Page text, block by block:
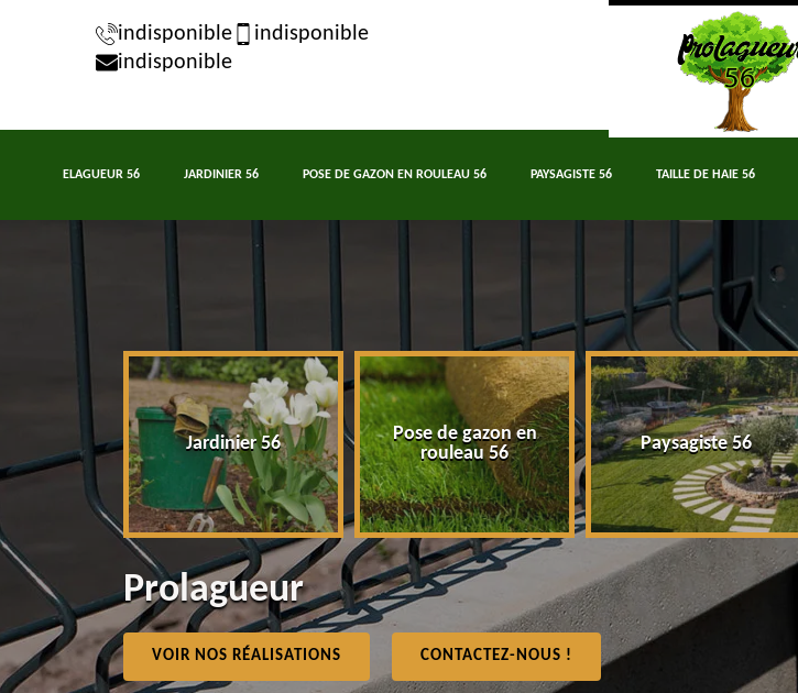
indisponible
indisponible
indisponible
ELAGUEUR 56 JARDINIER 56 POSE DE GAZON EN ROULEAU 56 PAYSAGISTE 56 TAILLE DE HAIE 56
Jardinier 56
Pose de gazon en
rouleau 56
Paysagiste 56
Prolagueur
VOIR NOS RÉALISATIONS CONTACTEZ-NOUS !